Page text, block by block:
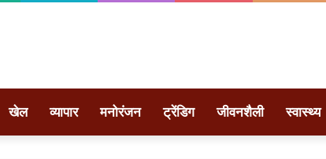
खेल व्यापार मनोरंजन ट्रेंडिग जीवनशैली स्वास्थ्य